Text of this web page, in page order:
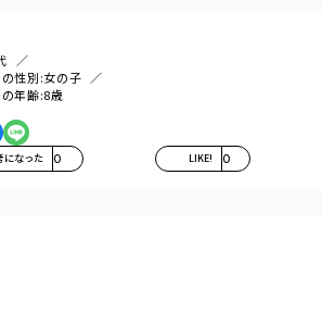
性別:女の子
年齢:8歳
になった 0 LIKE! 0